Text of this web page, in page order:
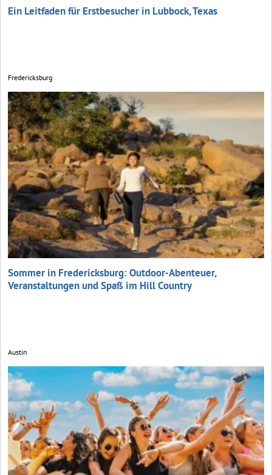
Ein Leitfaden für Erstbesucher in Lubbock, Texas
Fredericksburg
Sommer in Fredericksburg: Outdoor-Abenteuer,
Veranstaltungen und Spaß im Hill Country
Austin